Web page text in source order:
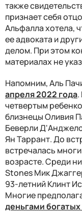
также
признает себя
Альфалла хотела,
ее адвоката и
делом. При этом
материалах не
Напомним, Аль
апреля 2022 года.
четвертым
близнецы Оливия
Беверли
Ян Таррант. До
встречалась
возрасте. Среди
Stones Мик
93-летний Клинт
Многие
деньгами